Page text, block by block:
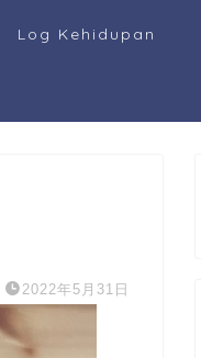
Log Kehidupan
2022年5月31日